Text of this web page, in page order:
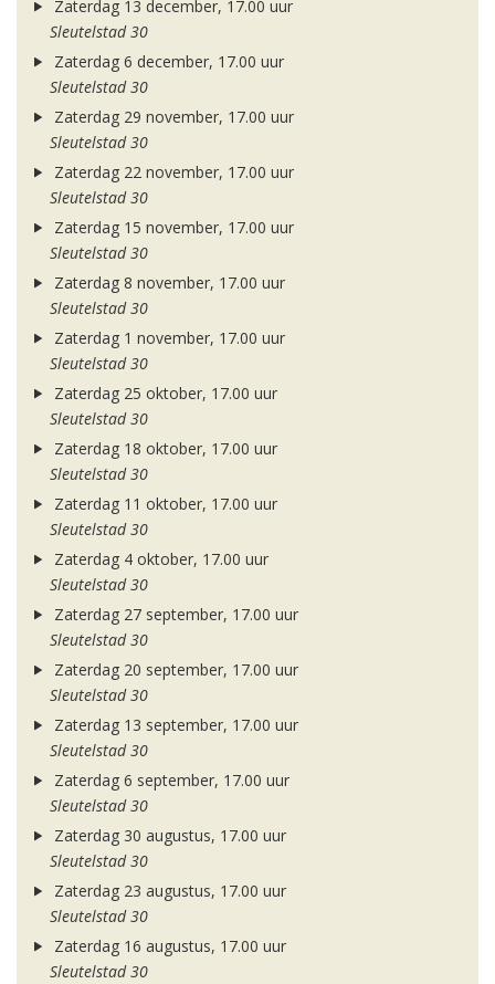
Zaterdag 13 december, 17.00 uur
Sleutelstad 30
Zaterdag 6 december, 17.00 uur
Sleutelstad 30
Zaterdag 29 november, 17.00 uur
Sleutelstad 30
Zaterdag 22 november, 17.00 uur
Sleutelstad 30
Zaterdag 15 november, 17.00 uur
Sleutelstad 30
Zaterdag 8 november, 17.00 uur
Sleutelstad 30
Zaterdag 1 november, 17.00 uur
Sleutelstad 30
Zaterdag 25 oktober, 17.00 uur
Sleutelstad 30
Zaterdag 18 oktober, 17.00 uur
Sleutelstad 30
Zaterdag 11 oktober, 17.00 uur
Sleutelstad 30
Zaterdag 4 oktober, 17.00 uur
Sleutelstad 30
Zaterdag 27 september, 17.00 uur
Sleutelstad 30
Zaterdag 20 september, 17.00 uur
Sleutelstad 30
Zaterdag 13 september, 17.00 uur
Sleutelstad 30
Zaterdag 6 september, 17.00 uur
Sleutelstad 30
Zaterdag 30 augustus, 17.00 uur
Sleutelstad 30
Zaterdag 23 augustus, 17.00 uur
Sleutelstad 30
Zaterdag 16 augustus, 17.00 uur
Sleutelstad 30